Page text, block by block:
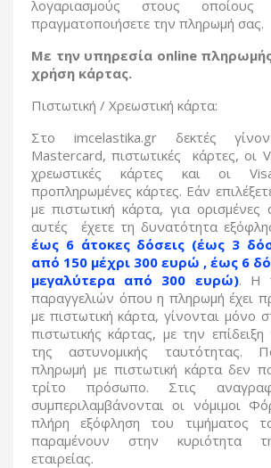
λογαριασμούς στους οποίους
πραγματοποιήσετε την πληρωμή σας.
Με την υπηρεσία online
χρήση κάρτας.
Πιστωτική / Χρεωστική κάρτα:
Στο imcelastika.gr δεκτές
Mastercard, πιστωτικές κάρτες, οι
χρεωστικές κάρτες και οι
προπληρωμένες κάρτες. Εάν
με πιστωτική κάρτα, για ορισμένες
αυτές έχετε τη δυνατότητα
έως 6 άτοκες δόσεις (έως 3
από 150 μέχρι 300 ευρώ , έως 6
μεγαλύτερα από 300 ευρώ). Η
παραγγελιών όπου η πληρωμή έχει
με πιστωτική κάρτα, γίνονται μόνο
πιστωτικής κάρτας, με την
της αστυνομικής ταυτότητας.
πληρωμή με πιστωτική κάρτα δεν
τρίτο πρόσωπο. Στις
συμπεριλαμβάνονται οι νόμιμοι
πλήρη εξόφληση του τιμήματος
παραμένουν στην κυριότητα
εταιρείας.